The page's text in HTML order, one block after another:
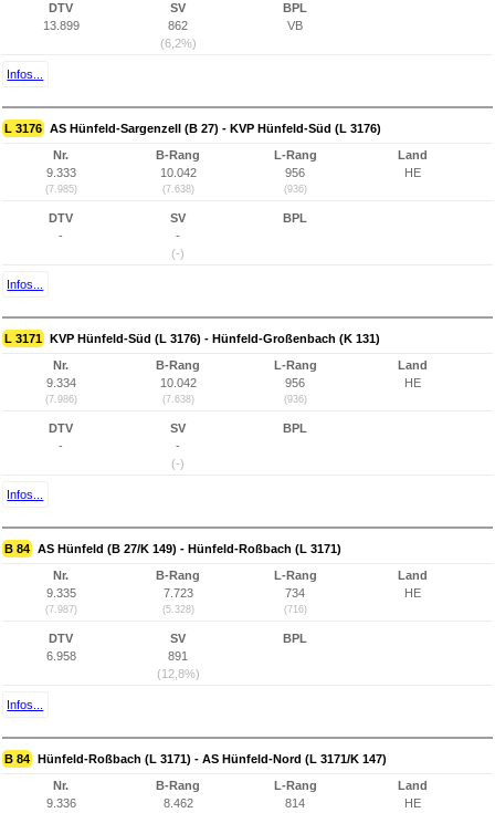
DTV
13.899
SV
862
(6,2%)
BPL
VB
Infos...
L 3176 AS Hünfeld-Sargenzell (B 27) - KVP Hünfeld-Süd (L 3176)
Nr.
9.333
(7.985)
B-Rang
10.042
(7.638)
L-Rang
956
(936)
Land
HE
DTV
-
SV
-
(-)
BPL
Infos...
L 3171 KVP Hünfeld-Süd (L 3176) - Hünfeld-Großenbach (K 131)
Nr.
9.334
(7.986)
B-Rang
10.042
(7.638)
L-Rang
956
(936)
Land
HE
DTV
-
SV
-
(-)
BPL
Infos...
B 84 AS Hünfeld (B 27/K 149) - Hünfeld-Roßbach (L 3171)
Nr.
9.335
(7.987)
B-Rang
7.723
(5.328)
L-Rang
734
(716)
Land
HE
DTV
6.958
SV
891
(12,8%)
BPL
Infos...
B 84 Hünfeld-Roßbach (L 3171) - AS Hünfeld-Nord (L 3171/K 147)
Nr.
9.336
B-Rang
8.462
L-Rang
814
Land
HE